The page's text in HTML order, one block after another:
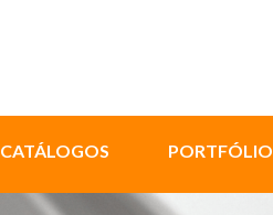
CATÁLOGOS PORTFÓLIO